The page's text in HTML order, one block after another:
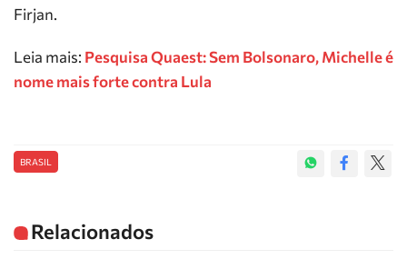
Firjan.
Leia mais: Pesquisa Quaest: Sem Bolsonaro, Michelle é
nome mais forte contra Lula
BRASIL
Relacionados